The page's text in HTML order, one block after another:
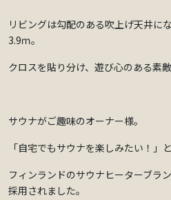
リビングは勾配のある吹上げ天井に
3.9ｍ。
クロスを貼り分け、遊び心のある素
サウナがご趣味のオーナー様。
「自宅でもサウナを楽しみたい！」と
フィンランドのサウナヒーターブラ
採用されました。